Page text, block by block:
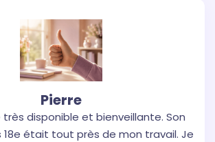
Pierre
disponible et bienveillante. Son
18e était tout près de mon travail. Je